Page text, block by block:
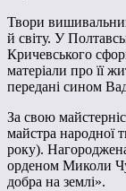
Твори
й світу. У
Кричевського
матеріали про її
передані сином
За свою
майстра народної
року).
орденом Миколи
добра на землі».